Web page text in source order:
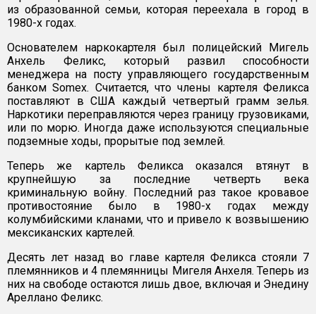
из образованной семьи, которая переехала в город в
1980-х годах.
Основателем наркокартеля был полицейский Мигель
Анхель Феликс, который развил способности
менеджера на посту управляющего государственным
банком Somex. Считается, что члены картеля Феликса
поставляют в США каждый четвертый грамм зелья.
Наркотики переправляются через границу грузовиками,
или по морю. Иногда даже используются специальные
подземные ходы, прорытые под землей.
Теперь же картель Феликса оказался втянут в
крупнейшую за последние четверть века
криминальную войну. Последний раз такое кровавое
противостояние было в 1980-х годах между
колумбийскими кланами, что и привело к возвышению
мексиканских картелей.
Десять лет назад во главе картеля Феликса стояли 7
племянников и 4 племянницы Мигеля Анхеля. Теперь из
них на свободе остаются лишь двое, включая и Энедину
Ареллано Феликс.